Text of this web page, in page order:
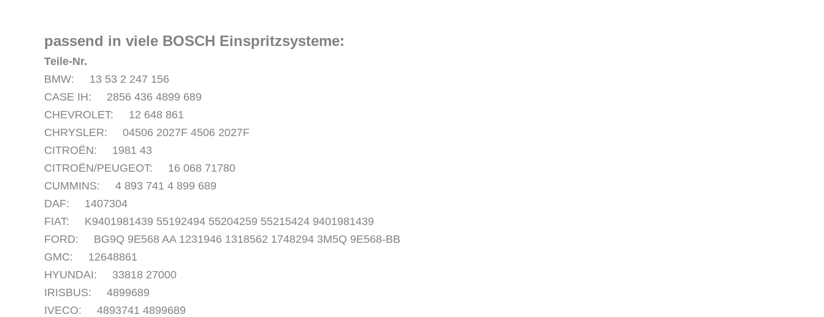
passend in viele BOSCH Einspritzsysteme:
Teile-Nr.
BMW: 13 53 2 247 156
CASE IH: 2856 436 4899 689
CHEVROLET: 12 648 861
CHRYSLER: 04506 2027F 4506 2027F
CITROËN: 1981 43
CITROËN/PEUGEOT: 16 068 71780
CUMMINS: 4 893 741 4 899 689
DAF: 1407304
FIAT: K9401981439 55192494 55204259 55215424 9401981439
FORD: BG9Q 9E568 AA 1231946 1318562 1748294 3M5Q 9E568-BB
GMC: 12648861
HYUNDAI: 33818 27000
IRISBUS: 4899689
IVECO: 4893741 4899689